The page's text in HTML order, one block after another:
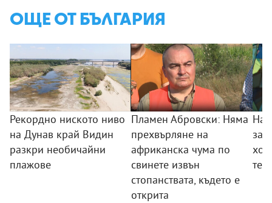
ОЩЕ ОТ БЪЛГАРИЯ
Рекордно ниското ниво
на Дунав край Видин
разкри необичайни
плажове
Пламен Абровски: Няма
прехвърляне на
африканска чума по
свинете извън
стопанствата, където е
открита